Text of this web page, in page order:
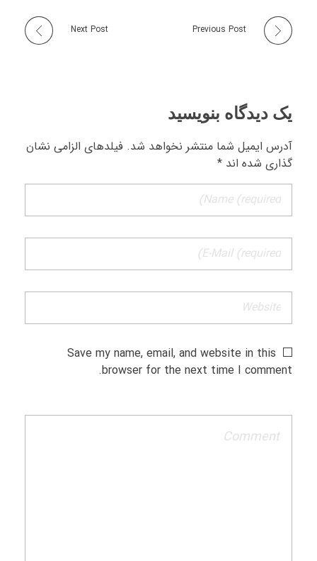
Previous Post
Next Post
یک دیدگاه بنویسید
آدرس ایمیل شما منتشر نخواهد شد. فیلدهای الزامی نشان
گذاری شده اند *
Save my name, email, and website in this
browser for the next time I comment.